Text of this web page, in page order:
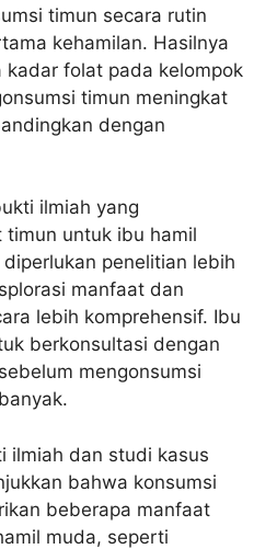
timun secara rutin
kehamilan. Hasilnya
kadar folat pada kelompok
timun meningkat
dengan
ilmiah yang
untuk ibu hamil
penelitian lebih
manfaat dan
lebih komprehensif. Ibu
berkonsultasi dengan
mengonsumsi
ilmiah dan studi kasus
bahwa konsumsi
beberapa manfaat
muda, seperti